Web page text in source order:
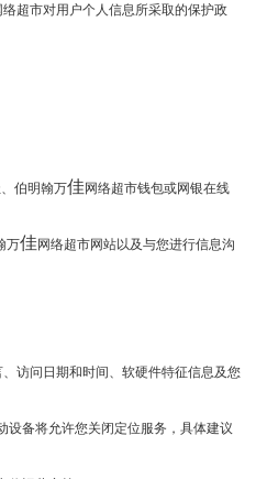
络超市对用户个人信息所采取的保护政
伯明翰万佳 网络超市钱包或网银在线
万佳 网络超市网站以及与您进行信息沟
访问日期和时间、软硬件特征信息及您
设备将允许您关闭定位服务，具体建议